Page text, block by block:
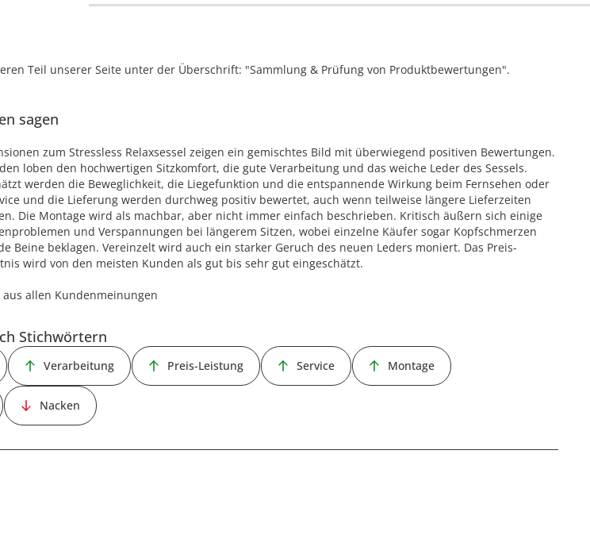
Teil unserer Seite unter der Überschrift: "Sammlung & Prüfung von Produktbewertungen".
sagen
zum Stressless Relaxsessel zeigen ein gemischtes Bild mit überwiegend positiven Bewertungen.
loben den hochwertigen Sitzkomfort, die gute Verarbeitung und das weiche Leder des Sessels.
werden die Beweglichkeit, die Liegefunktion und die entspannende Wirkung beim Fernsehen oder
und die Lieferung werden durchweg positiv bewertet, auch wenn teilweise längere Lieferzeiten
Die Montage wird als machbar, aber nicht immer einfach beschrieben. Kritisch äußern sich einige
und Verspannungen bei längerem Sitzen, wobei einzelne Käufer sogar Kopfschmerzen
Beine beklagen. Vereinzelt wird auch ein starker Geruch des neuen Leders moniert. Das Preis-
wird von den meisten Kunden als gut bis sehr gut eingeschätzt.
allen Kundenmeinungen
Stichwörtern
Verarbeitung Preis-Leistung Service Montage
Nacken